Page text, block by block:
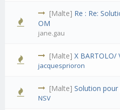
[Malte] Re : Re:
OM
jane.gau
[Malte]X BARTOLO/
jacquesprioron
[Malte]Solution
NSV